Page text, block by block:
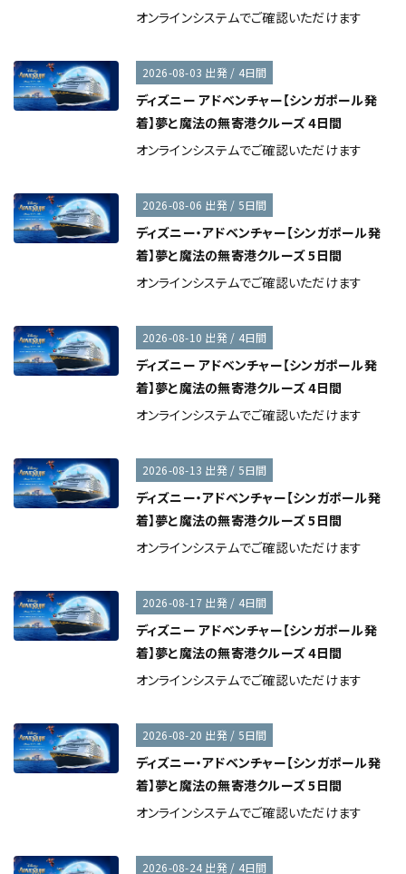
オンラインシステムでご確認いただけます
2026-08-03 出発 / 4日間
ディズニー アドベンチャー【シンガポール発
着】夢と魔法の無寄港クルーズ 4日間
オンラインシステムでご確認いただけます
2026-08-06 出発 / 5日間
ディズニー・アドベンチャー【シンガポール発
着】夢と魔法の無寄港クルーズ 5日間
オンラインシステムでご確認いただけます
2026-08-10 出発 / 4日間
ディズニー アドベンチャー【シンガポール発
着】夢と魔法の無寄港クルーズ 4日間
オンラインシステムでご確認いただけます
2026-08-13 出発 / 5日間
ディズニー・アドベンチャー【シンガポール発
着】夢と魔法の無寄港クルーズ 5日間
オンラインシステムでご確認いただけます
2026-08-17 出発 / 4日間
ディズニー アドベンチャー【シンガポール発
着】夢と魔法の無寄港クルーズ 4日間
オンラインシステムでご確認いただけます
2026-08-20 出発 / 5日間
ディズニー・アドベンチャー【シンガポール発
着】夢と魔法の無寄港クルーズ 5日間
オンラインシステムでご確認いただけます
2026-08-24 出発 / 4日間